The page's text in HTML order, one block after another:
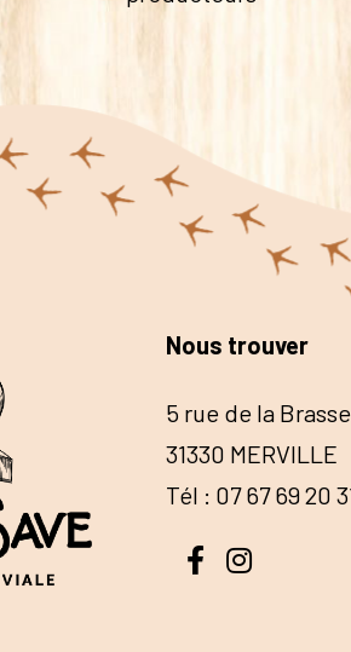
Nous trouver
5 rue de la
31330 MERVILLE
Tél : 07 67 69 20